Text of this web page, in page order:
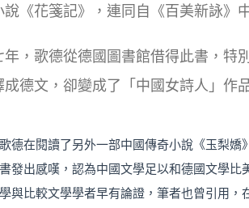
說《花箋記》，連同自《百美新詠》
年，歌德從德國圖書館借得此書，特
德文，卻變成了「中國女詩人」作
德在閱讀了另外一部中國傳奇小說《玉梨
發出感嘆，認為中國文學足以和德國文學
與比較文學學者早有論證，筆者也曾引用